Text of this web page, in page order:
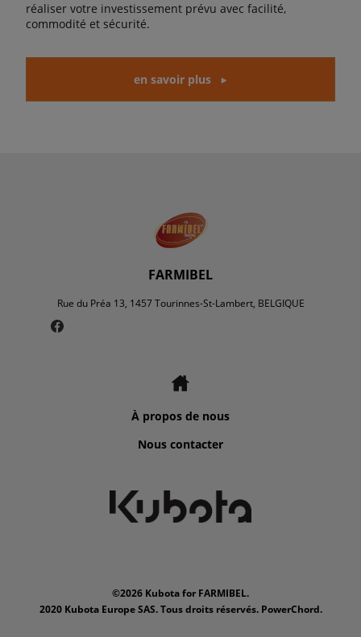
réaliser votre investissement prévu avec facilité,
commodité et sécurité.
en savoir plus
FARMIBEL
Rue du Préa 13, 1457 Tourinnes-St-Lambert, BELGIQUE
À propos de nous
Nous contacter
©2026 Kubota for FARMIBEL.
2020 Kubota Europe SAS. Tous droits réservés. PowerChord.